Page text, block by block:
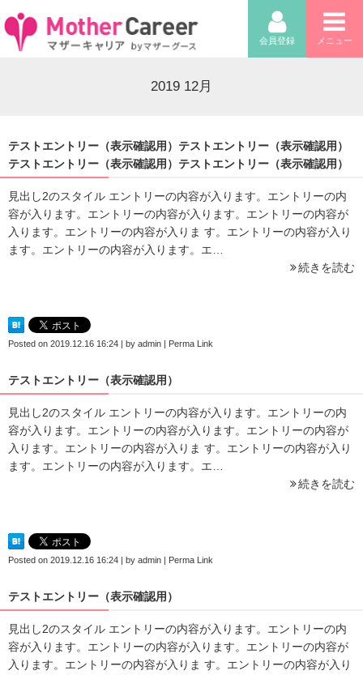
会員登録 メニュー
2019 12月
テストエントリー（表示確認用）テストエントリー（表示確認用）
テストエントリー（表示確認用）テストエントリー（表示確認用）
見出し2のスタイル エントリーの内容が入ります。エントリーの内
容が入ります。エントリーの内容が入ります。エントリーの内容が
入ります。エントリーの内容が入りま す。エントリーの内容が入り
ます。エントリーの内容が入ります。エ…
続きを読む
Posted on 2019.12.16 16:24 | by admin | Perma Link
テストエントリー（表示確認用）
見出し2のスタイル エントリーの内容が入ります。エントリーの内
容が入ります。エントリーの内容が入ります。エントリーの内容が
入ります。エントリーの内容が入りま す。エントリーの内容が入り
ます。エントリーの内容が入ります。エ…
続きを読む
Posted on 2019.12.16 16:24 | by admin | Perma Link
テストエントリー（表示確認用）
見出し2のスタイル エントリーの内容が入ります。エントリーの内
容が入ります。エントリーの内容が入ります。エントリーの内容が
入ります。エントリーの内容が入りま す。エントリーの内容が入り